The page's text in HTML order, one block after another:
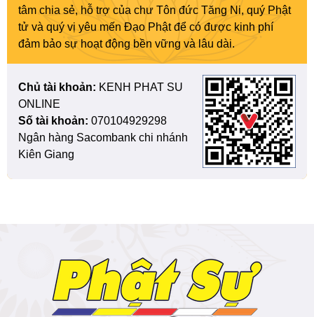
tâm chia sẻ, hỗ trợ của chư Tôn đức Tăng Ni, quý Phật
tử và quý vị yêu mến Đạo Phật để có được kinh phí
đảm bảo sự hoạt động bền vững và lâu dài.
Chủ tài khoản: KENH PHAT SU
ONLINE
Số tài khoản: 070104929298
Ngân hàng Sacombank chi nhánh
Kiên Giang